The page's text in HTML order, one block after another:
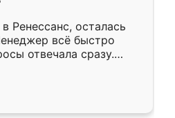
только здесь.
Ренессанс, осталась
всё быстро
отвечала сразу.
субботу, подошёл к
Собрали
аккуратно, даже